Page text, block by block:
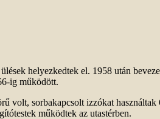
helyezkedtek el. 1958 után
ig működött.
volt, sorbakapcsolt izzókat
működtek az utastérben.